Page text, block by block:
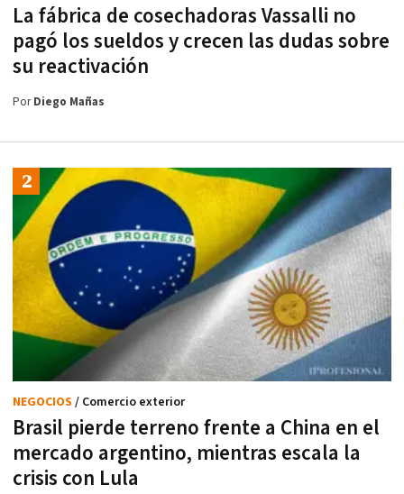
La fábrica de cosechadoras Vassalli no
pagó los sueldos y crecen las dudas sobre
su reactivación
PorDiego Mañas
Brasil pierde terreno frente a China en el
mercado argentino, mientras escala la
crisis con Lula
NEGOCIOS / Comercio exterior